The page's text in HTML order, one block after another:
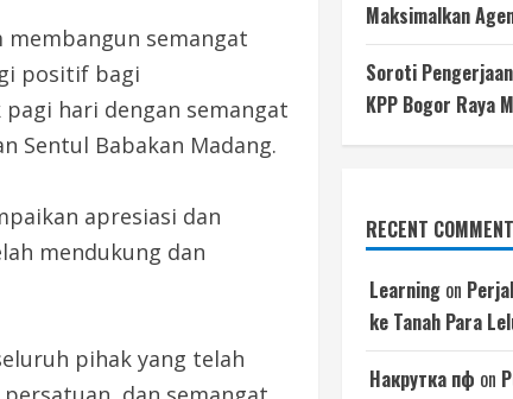
membangun semangat
positif bagi
hari dengan semangat
Sentul Babakan Madang.
apresiasi dan
mendukung dan
pihak yang telah
Maksimalkan
Soroti
KPP Bogor Raya
RECENT
Learning on
ke Tanah Para
Накрутка пф on